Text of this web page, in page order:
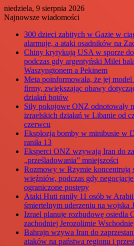
niedziela, 9 sierpnia 2026
Najnowsze wiadomości
300 dzieci zabitych w Gazie w
alarmuje, a ataki osadników na
Chiny krytykują USA w sporze
podczas gdy argentyński Milei
Waszyngtonem a Pekinem
Meta poinformowała, że jej model
firmy, zwiększając obawy
działań botów
Siły pokojowe ONZ odnotowały
izraelskich działań w Libanie od
czerwcu
Eksplozja bomby w minibusie w
raniła 13
Eksperci ONZ wzywają Iran do
„prześladowania” mniejszości
Rozmowy w Rzymie koncentrują
więźniów, podczas gdy
ograniczone postępy
Ataki Huti raniły 11 osób w
śmiertelnym uderzeniu na wojska
Izrael planuje rozbudowę osiedla
zachodniej Jerozolimie
Bahrajn wzywa Iran do
ataków na państwa regionu i